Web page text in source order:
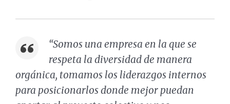
“Somos una empresa en la que se
respeta la diversidad de manera
orgánica, tomamos los liderazgos internos
para posicionarlos donde mejor puedan